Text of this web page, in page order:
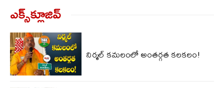
ఎక్స్‌క్లూజివ్‌
నిర్మల్ కమలంలో అంతర్గత కలకలం!